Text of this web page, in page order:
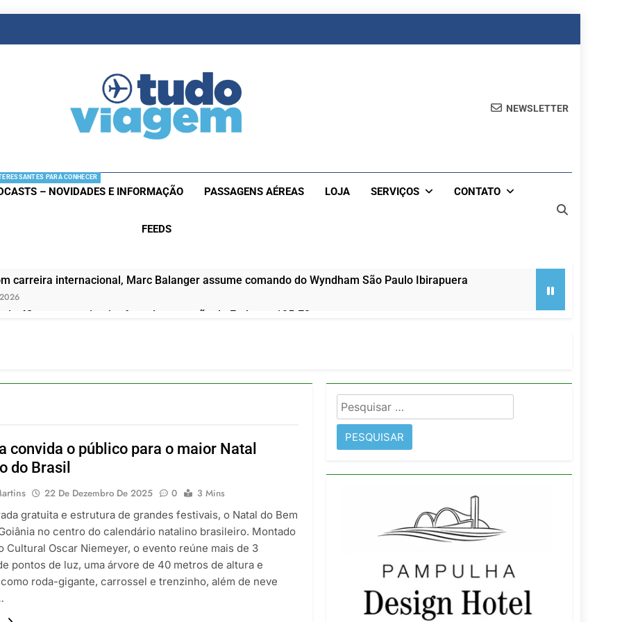
NEWSLETTER
PARA CONHECER
– NOVIDADES E INFORMAÇÃO PASSAGENS AÉREAS LOJA SERVIÇOS CONTATO
FEEDS
carreira internacional, Marc Balanger assume comando do Wyndham São Paulo Ibirapuera
42 rotas na primeira fase de operação do Embraer 195-E2
Catarinense: Região do Salto Caveiras atrai novos investimentos e fortalece infraestrutura
Atomium: História, Ciência e a Melhor Vista de Bruxelas
2026
convida o público para o maior Natal
do Brasil
22 De Dezembro De 2025 0
3 Mins
gratuita e estrutura de grandes festivais, o Natal do Bem
no centro do calendário natalino brasileiro. Montado
Cultural Oscar Niemeyer, o evento reúne mais de 3
pontos de luz, uma árvore de 40 metros de altura e
roda-gigante, carrossel e trenzinho, além de neve
Pesquisar
por: